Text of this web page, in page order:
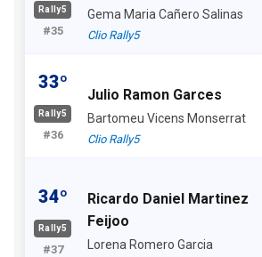
Rally5
#35
Gema Maria Cañero Salinas
Clio Rally5
33º
Rally5
#36
Julio Ramon Garces
Bartomeu Vicens Monserrat
Clio Rally5
34º
Rally5
#37
Ricardo Daniel Martinez
Feijoo
Lorena Romero Garcia